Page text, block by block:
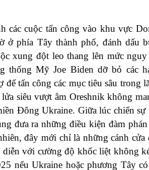
các cuộc tấn công vào khu vực
ở phía Tây thành phố, đánh dấu
xung đột leo thang lên mức
thống Mỹ Joe Biden dỡ bỏ các
tấn công các mục tiêu sâu trong
siêu vượt âm Oreshnik không
Đông Ukraine. Giữa lúc chiến
đưa ra những điều kiện đàm
đây mới chỉ là những cánh cửa
với cường độ khốc liệt không
nếu Ukraine hoặc phương Tây